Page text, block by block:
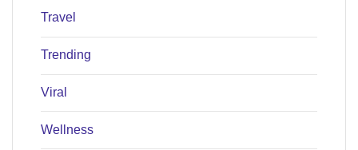
Travel
Trending
Viral
Wellness